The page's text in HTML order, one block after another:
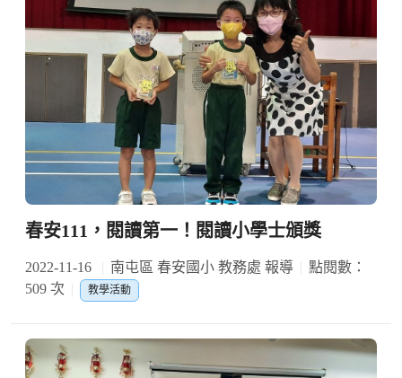
春安111，閱讀第一！閱讀小學士頒獎
2022-11-16 南屯區 春安國小 教務處 報導
點閱數：
509 次
教學活動